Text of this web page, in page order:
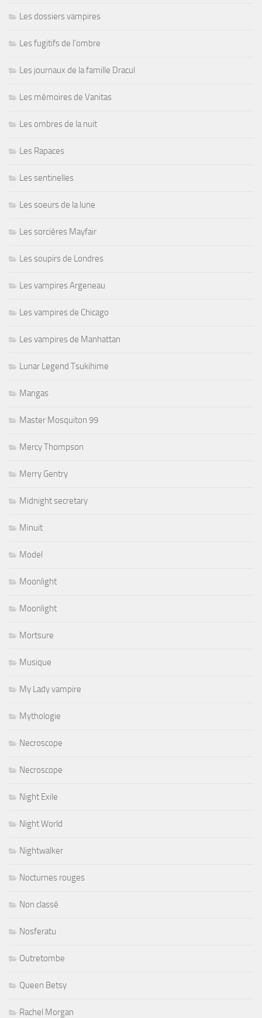
Les dossiers vampires
Les fugitifs de l'ombre
Les journaux de la famille Dracul
Les mémoires de Vanitas
Les ombres de la nuit
Les Rapaces
Les sentinelles
Les soeurs de la lune
Les sorcières Mayfair
Les soupirs de Londres
Les vampires Argeneau
Les vampires de Chicago
Les vampires de Manhattan
Lunar Legend Tsukihime
Mangas
Master Mosquiton 99
Mercy Thompson
Merry Gentry
Midnight secretary
Minuit
Model
Moonlight
Moonlight
Mortsure
Musique
My Lady vampire
Mythologie
Necroscope
Necroscope
Night Exile
Night World
Nightwalker
Nocturnes rouges
Non classé
Nosferatu
Outretombe
Queen Betsy
Rachel Morgan